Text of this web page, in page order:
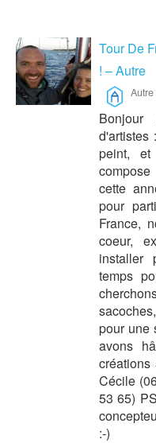
Tour De
! – Autre
Autre
peint,
cette
pour
France,
coeur,
installer
temps
pour une
avons
créations
Cécile
53 65)
:-)